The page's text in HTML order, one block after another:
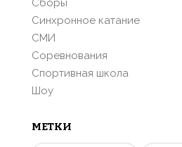
Сборы
Синхронное катание
СМИ
Соревнования
Спортивная школа
Шоу
МЕТКИ